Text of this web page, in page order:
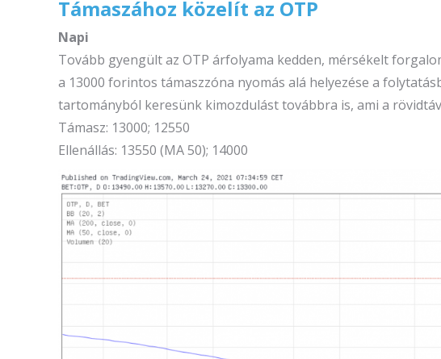
Támaszához közelít az OTP
Napi
Tovább gyengült az OTP árfolyama kedden, mérsékelt
a 13000 forintos támaszzóna nyomás alá helyezése a
tartományból keresünk kimozdulást továbbra is, ami a
Támasz: 13000; 12550
Ellenállás: 13550 (MA 50); 14000